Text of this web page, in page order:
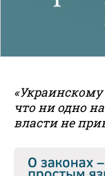
что ни одно
власти не